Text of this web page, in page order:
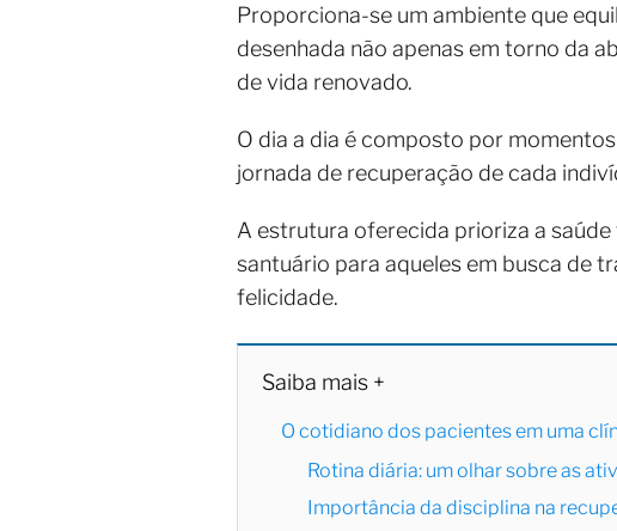
Proporciona-se um ambiente que
desenhada não apenas em torno da
de vida renovado.
O dia a dia é composto por
jornada de recuperação de cada
A estrutura oferecida prioriza a
santuário para aqueles em busca de
felicidade.
Saiba mais +
O cotidiano dos pacientes em uma
Rotina diária: um olhar sobre as
Importância da disciplina na